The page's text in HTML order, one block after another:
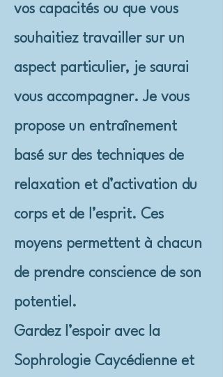
vos capacités ou que vous
souhaitiez travailler sur un
aspect particulier, je saurai
vous accompagner. Je vous
propose un entraînement
basé sur des techniques de
relaxation et d’activation du
corps et de l’esprit. Ces
moyens permettent à chacun
de prendre conscience de son
potentiel.
Gardez l’espoir avec la
Sophrologie Caycédienne et